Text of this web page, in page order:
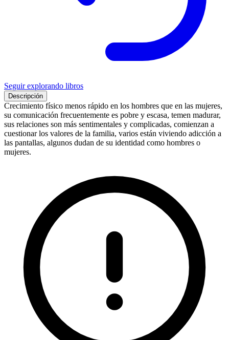
Seguir explorando libros
Descripción
Crecimiento físico menos rápido en los hombres que en las mujeres,
su comunicación frecuentemente es pobre y escasa, temen madurar,
sus relaciones son más sentimentales y complicadas, comienzan a
cuestionar los valores de la familia, varios están viviendo adicción a
las pantallas, algunos dudan de su identidad como hombres o
mujeres.